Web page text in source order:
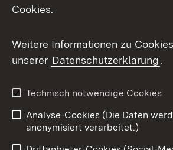
Messenger
Social Wall
X / Twitter
Youtube
Cookies.
Weitere Informationen zu
unserer Datenschutzerklärung.
Technisch notwendige Cookies
Analyse-Cookies (Die Daten
anonymisiert verarbeitet.)